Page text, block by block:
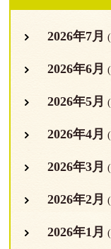
2026年7月
2026年6月
2026年5月
2026年4月
2026年3月
2026年2月
2026年1月